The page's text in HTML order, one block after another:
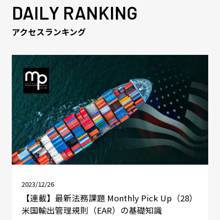
DAILY RANKING
アクセスランキング
2023/12/26
【連載】最新法務課題 Monthly Pick Up（28）
米国輸出管理規則（EAR）の基礎知識